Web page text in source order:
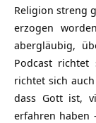
Religion streng
erzogen
abergläubig,
Podcast
richtet sich
dass Gott ist,
erfahren haben